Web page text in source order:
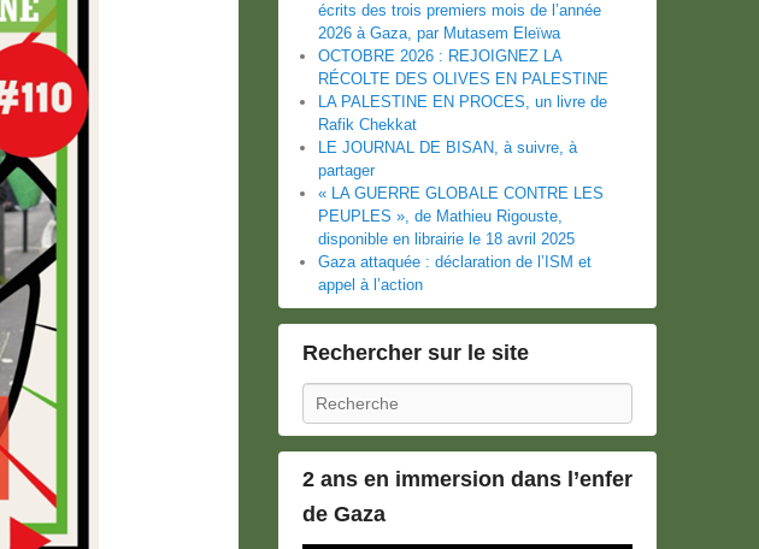
écrits des trois premiers mois de l’année
2026 à Gaza, par Mutasem Eleïwa
OCTOBRE 2026 : REJOIGNEZ LA
RÉCOLTE DES OLIVES EN PALESTINE
LA PALESTINE EN PROCES, un livre de
Rafik Chekkat
LE JOURNAL DE BISAN, à suivre, à
partager
« LA GUERRE GLOBALE CONTRE LES
PEUPLES », de Mathieu Rigouste,
disponible en librairie le 18 avril 2025
Gaza attaquée : déclaration de l’ISM et
appel à l’action
Rechercher sur le site
Recherche
2 ans en immersion dans l’enfer
de Gaza